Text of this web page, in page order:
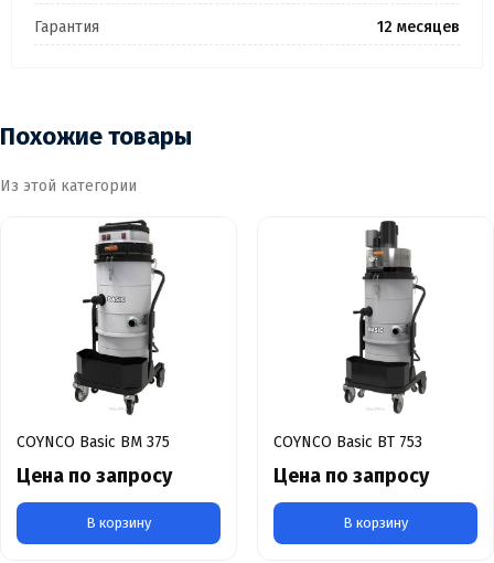
Гарантия 12 месяцев
Похожие товары
Из этой категории
COYNCO Basic BM 375
Цена по запросу
В корзину
COYNCO Basic BT 753
Цена по запросу
В корзину